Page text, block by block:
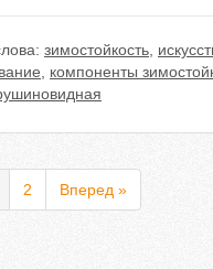
зимостойкость,
, компоненты
2 Вперед »